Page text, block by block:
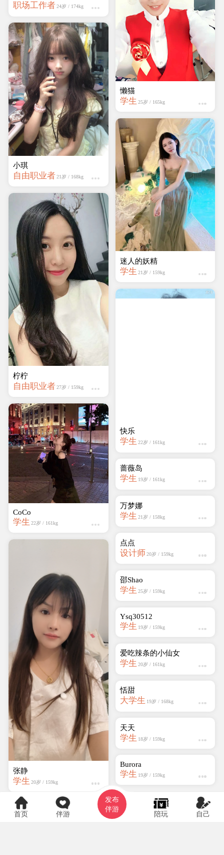
职场工作者 24岁 / 174kg
小琪
自由职业者 21岁 / 168kg
柠柠
自由职业者 27岁 / 159kg
CoCo
学生 22岁 / 161kg
张静
学生 20岁 / 159kg
快乐
学生 22岁 / 161kg
蔷薇岛
学生19岁 / 161kg
万梦娜
点点
设计师
学生25岁 / 159kg
首页 伴游
发布
伴游
陪玩 自己